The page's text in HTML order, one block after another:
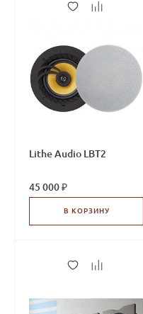
Lithe Audio LBT2
45 000 ₽
В КОРЗИНУ